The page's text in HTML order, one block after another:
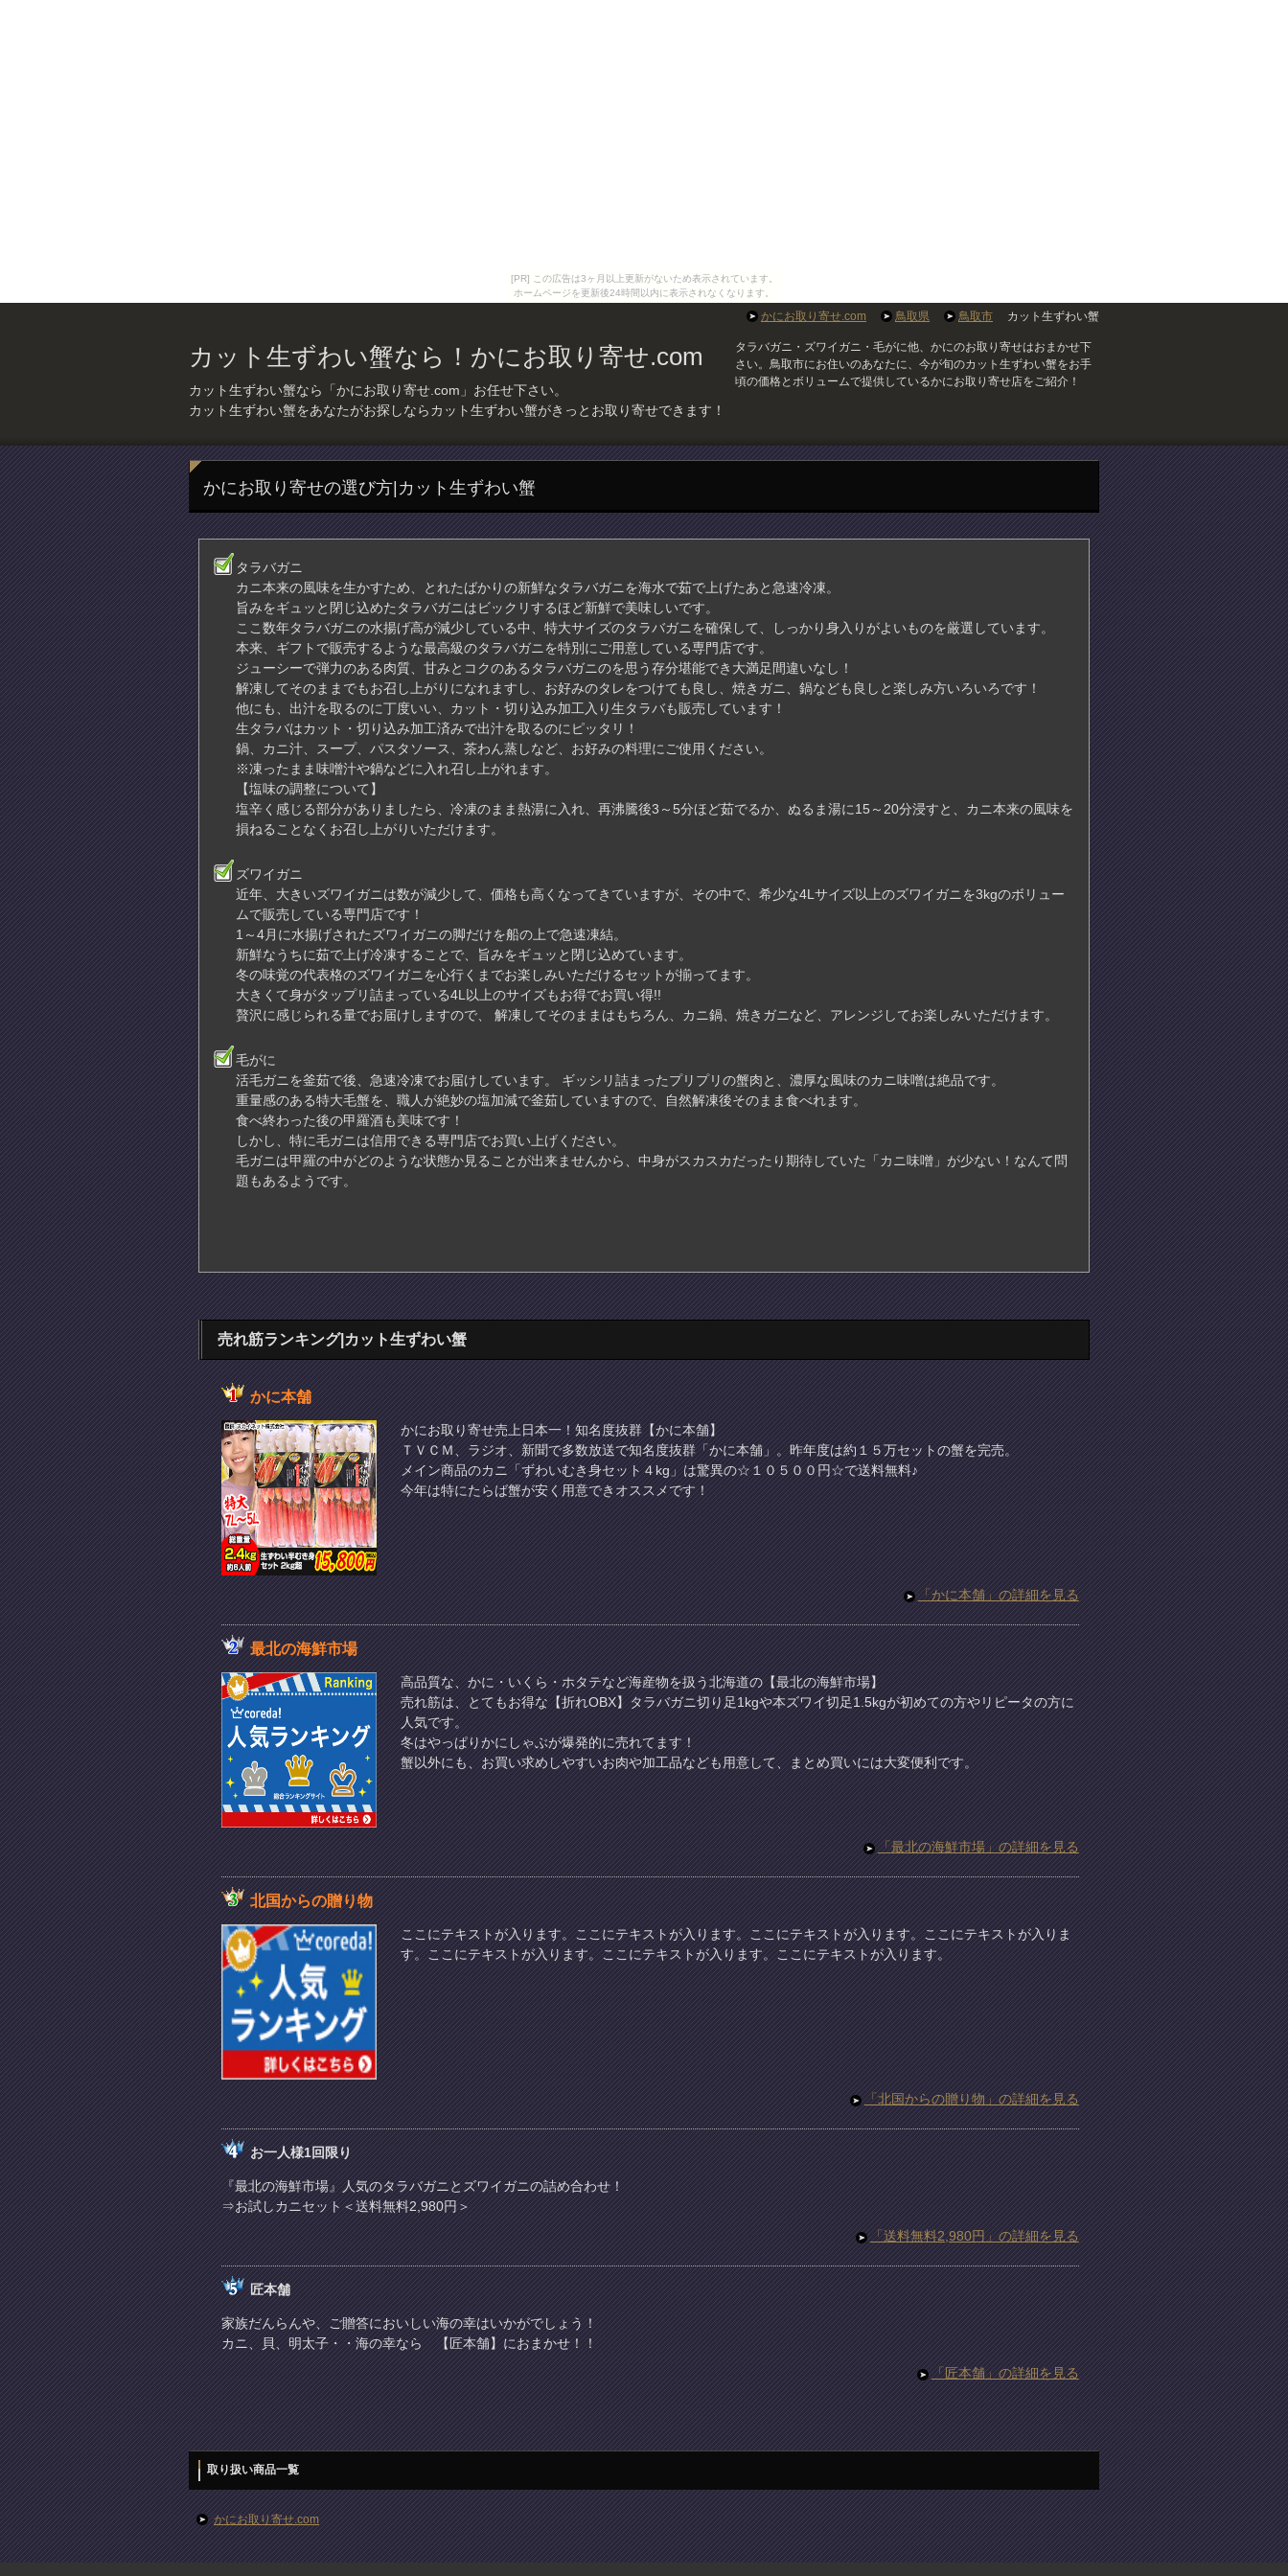
[PR] この広告は3ヶ月以上更新がないため表示されています。
ホームページを更新後24時間以内に表示されなくなります。
カット生ずわい蟹なら！かにお取り寄せ.com
カット生ずわい蟹なら「かにお取り寄せ.com」お任せ下さい。
カット生ずわい蟹をあなたがお探しならカット生ずわい蟹がきっとお取り寄せできます！
タラバガニ・ズワイガニ・毛がに他、かにのお取り寄せはおまかせ下
さい。鳥取市にお住いのあなたに、今が旬のカット生ずわい蟹をお手
頃の価格とボリュームで提供しているかにお取り寄せ店をご紹介！
かにお取り寄せの選び方|カット生ずわい蟹
タラバガニ
カニ本来の風味を生かすため、とれたばかりの新鮮なタラバガニを海水で茹で上げたあと急速冷凍。
旨みをギュッと閉じ込めたタラバガニはビックリするほど新鮮で美味しいです。
ここ数年タラバガニの水揚げ高が減少している中、特大サイズのタラバガニを確保して、しっかり身入りがよいものを厳選しています。
本来、ギフトで販売するような最高級のタラバガニを特別にご用意している専門店です。
ジューシーで弾力のある肉質、甘みとコクのあるタラバガニのを思う存分堪能でき大満足間違いなし！
解凍してそのままでもお召し上がりになれますし、お好みのタレをつけても良し、焼きガニ、鍋なども良しと楽しみ方いろいろです！
他にも、出汁を取るのに丁度いい、カット・切り込み加工入り生タラバも販売しています！
生タラバはカット・切り込み加工済みで出汁を取るのにピッタリ！
鍋、カニ汁、スープ、パスタソース、茶わん蒸しなど、お好みの料理にご使用ください。
※凍ったまま味噌汁や鍋などに入れ召し上がれます。
【塩味の調整について】
塩辛く感じる部分がありましたら、冷凍のまま熱湯に入れ、再沸騰後3～5分ほど茹でるか、ぬるま湯に15～20分浸すと、カニ本来の風味を
損ねることなくお召し上がりいただけます。
ズワイガニ
近年、大きいズワイガニは数が減少して、価格も高くなってきていますが、その中で、希少な4Lサイズ以上のズワイガニを3kgのボリュー
ムで販売している専門店です！
1～4月に水揚げされたズワイガニの脚だけを船の上で急速凍結。
新鮮なうちに茹で上げ冷凍することで、旨みをギュッと閉じ込めています。
冬の味覚の代表格のズワイガニを心行くまでお楽しみいただけるセットが揃ってます。
大きくて身がタップリ詰まっている4L以上のサイズもお得でお買い得!!
贅沢に感じられる量でお届けしますので、 解凍してそのままはもちろん、カニ鍋、焼きガニなど、アレンジしてお楽しみいただけます。
毛がに
活毛ガニを釜茹で後、急速冷凍でお届けしています。 ギッシリ詰まったプリプリの蟹肉と、濃厚な風味のカニ味噌は絶品です。
重量感のある特大毛蟹を、職人が絶妙の塩加減で釜茹していますので、自然解凍後そのまま食べれます。
食べ終わった後の甲羅酒も美味です！
しかし、特に毛ガニは信用できる専門店でお買い上げください。
毛ガニは甲羅の中がどのような状態か見ることが出来ませんから、中身がスカスカだったり期待していた「カニ味噌」が少ない！なんて問
題もあるようです。
売れ筋ランキング|カット生ずわい蟹
かに本舗
かにお取り寄せ売上日本一！知名度抜群【かに本舗】
ＴＶＣＭ、ラジオ、新聞で多数放送で知名度抜群「かに本舗」。昨年度は約１５万セットの蟹を完売。
メイン商品のカニ「ずわいむき身セット４kg」は驚異の☆１０５００円☆で送料無料♪
今年は特にたらば蟹が安く用意できオススメです！
「かに本舗」の詳細を見る
最北の海鮮市場
高品質な、かに・いくら・ホタテなど海産物を扱う北海道の【最北の海鮮市場】
売れ筋は、とてもお得な【折れOBX】タラバガニ切り足1kgや本ズワイ切足1.5kgが初めての方やリピータの方に
人気です。
冬はやっぱりかにしゃぶが爆発的に売れてます！
蟹以外にも、お買い求めしやすいお肉や加工品なども用意して、まとめ買いには大変便利です。
「最北の海鮮市場」の詳細を見る
北国からの贈り物
ここにテキストが入ります。ここにテキストが入ります。ここにテキストが入ります。ここにテキストが入りま
す。ここにテキストが入ります。ここにテキストが入ります。ここにテキストが入ります。
「北国からの贈り物」の詳細を見る
お一人様1回限り
『最北の海鮮市場』人気のタラバガニとズワイガニの詰め合わせ！
⇒お試しカニセット＜送料無料2,980円＞
「送料無料2,980円」の詳細を見る
匠本舗
家族だんらんや、ご贈答においしい海の幸はいかがでしょう！
カニ、貝、明太子・・海の幸なら 【匠本舗】におまかせ！！
「匠本舗」の詳細を見る
取り扱い商品一覧
かにお取り寄せ.com
かにお取り寄せ.com 鳥取県 鳥取市 カット生ずわい蟹